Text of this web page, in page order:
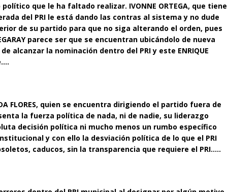
que le ha faltado realizar. IVONNE ORTEGA, que tiene
del PRI le está dando las contras al sistema y no dude
de su partido para que no siga alterando el orden, pues
parece ser que se encuentran ubicándolo de nueva
alcanzar la nominación dentro del PRI y este ENRIQUE
FLORES, quien se encuentra dirigiendo el partido fuera de
la fuerza política de nada, ni de nadie, su liderazgo
decisión política ni mucho menos un rumbo específico
y con ello la desviación política de lo que el PRI
caducos, sin la transparencia que requiere el PRI…..